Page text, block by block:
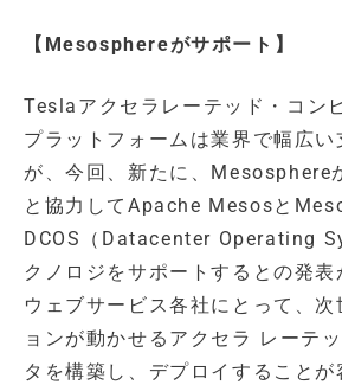
【Mesosphereがサポート】
Teslaアクセラレーテッド・コン
プラットフォームは業界で幅広い
が、今回、新たに、Mesosphere
と協力してApache Mesosと
DCOS（Datacenter Operating
クノロジをサポートするとの発表
ウェブサービス各社にとって、
ョンが動かせるアクセラ レーテ
タを構築し、デプロイすることが